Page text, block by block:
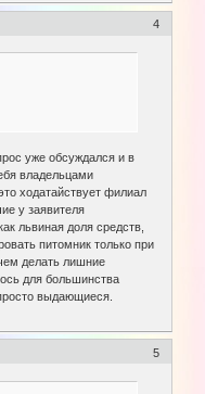
4
уже обсуждался и в
владельцами
ходатайствует филиал
у заявителя
львиная доля средств,
питомник только при
делать лишние
для большинства
выдающиеся.
5